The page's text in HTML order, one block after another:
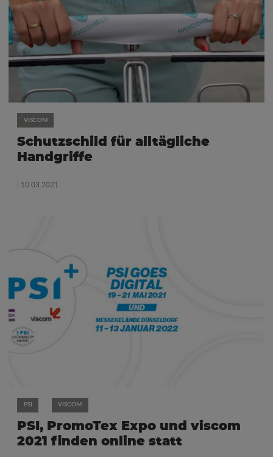
VISCOM
Schutzschild für alltägliche
Handgriffe
| 10.03.2021
PSI VISCOM
PSI, PromoTex Expo und viscom
2021 finden online statt